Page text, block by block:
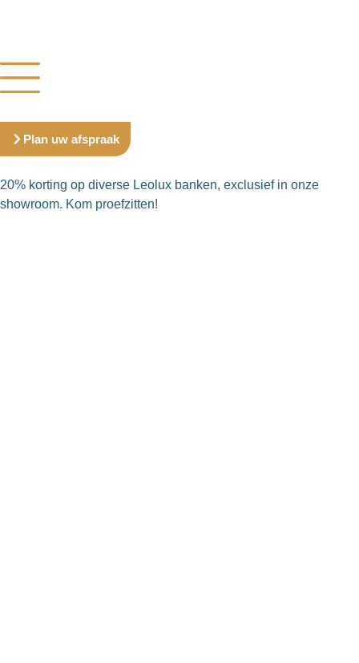
Plan uw afspraak
20% korting op diverse Leolux banken, exclusief in onze
showroom. Kom proefzitten!